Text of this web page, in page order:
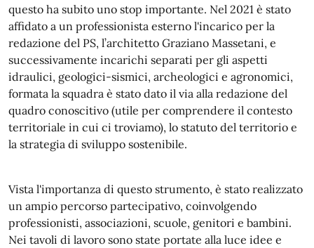
questo ha subito uno stop importante. Nel 2021 è stato
affidato a un professionista esterno l'incarico per la
redazione del PS, l’architetto Graziano Massetani, e
successivamente incarichi separati per gli aspetti
idraulici, geologici-sismici, archeologici e agronomici,
formata la squadra è stato dato il via alla redazione del
quadro conoscitivo (utile per comprendere il contesto
territoriale in cui ci troviamo), lo statuto del territorio e
la strategia di sviluppo sostenibile.
Vista l'importanza di questo strumento, è stato realizzato
un ampio percorso partecipativo, coinvolgendo
professionisti, associazioni, scuole, genitori e bambini.
Nei tavoli di lavoro sono state portate alla luce idee e